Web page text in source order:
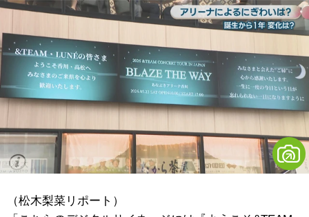
（松木梨菜リポート）